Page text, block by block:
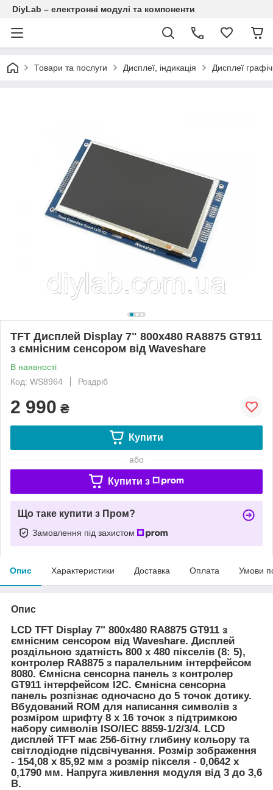
DiyLab – електронні модулі та компоненти
Товари та послуги Дисплеї, індикація Дисплеї
TFT Дисплей Display 7" 800x480 RA8875 GT911
з ємнісним сенсором від Waveshare
В наявності
Код: WS8964
Роздріб
2 990 ₴
Купити
або
Купити з
Що таке купити з Пром?
Замовлення під захистом
Опис Характеристики Доставка Оплата Умови
Опис
LCD TFT Display 7" 800x480 RA8875 GT911 з
ємнісним сенсором від Waveshare. Дисплей
роздільною здатність 800 х 480 пікселів (8: 5),
контролер RA8875 з паралельним інтерфейсом
8080. Ємнісна сенсорна панель з контролер
GT911 інтерфейсом I2C. Ємнісна сенсорна
панель розпізнає одночасно до 5 точок дотику.
Вбудований ROM для написання символів з
розміром шрифту 8 х 16 точок з підтримкою
набору символів ISO/IEC 8859-1/2/3/4. LCD
дисплей TFT має 256-бітну глибину кольору та
світлодіодне підсвічування. Розмір зображення
- 154,08 x 85,92 мм з розмір пікселя - 0,0642 x
0,1790 мм. Напруга живлення модуля від 3 до 3,6
В.